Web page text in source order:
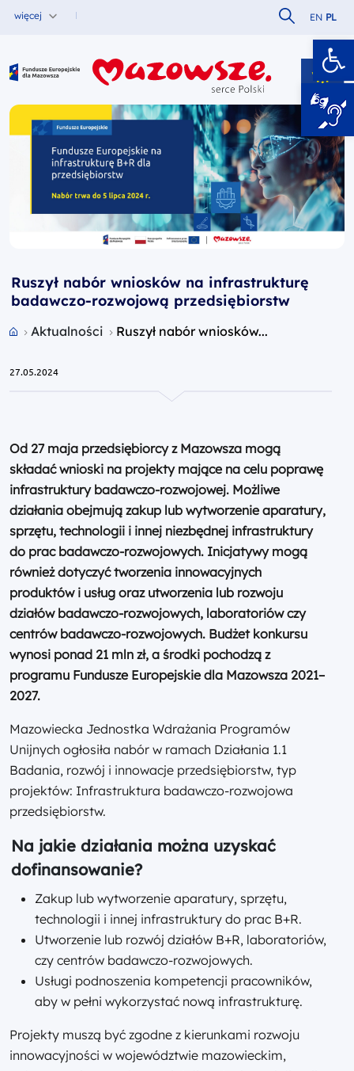
więcej Szukaj w
EN PL
Fundusze Europejskie dla Mazowsza
Ruszył nabór wniosków na infrastrukturę
badawczo-rozwojową przedsiębiorstw
Przejdź do strony głównej portalu
Aktualności Ruszył nabór wniosków...
27.05.2024
Od 27 maja przedsiębiorcy z Mazowsza mogą
składać wnioski na projekty mające na celu poprawę
infrastruktury badawczo-rozwojowej. Możliwe
działania obejmują zakup lub wytworzenie aparatury,
sprzętu, technologii i innej niezbędnej infrastruktury
do prac badawczo-rozwojowych. Inicjatywy mogą
również dotyczyć tworzenia innowacyjnych
produktów i usług oraz utworzenia lub rozwoju
działów badawczo-rozwojowych, laboratoriów czy
centrów badawczo-rozwojowych. Budżet konkursu
wynosi ponad 21 mln zł, a środki pochodzą z
programu Fundusze Europejskie dla Mazowsza 2021–
2027.
Mazowiecka Jednostka Wdrażania Programów
Unijnych ogłosiła nabór w ramach Działania 1.1
Badania, rozwój i innowacje przedsiębiorstw, typ
projektów: Infrastruktura badawczo-rozwojowa
przedsiębiorstw.
Na jakie działania można uzyskać
dofinansowanie?
Zakup lub wytworzenie aparatury, sprzętu,
technologii i innej infrastruktury do prac B+R.
Utworzenie lub rozwój działów B+R, laboratoriów,
czy centrów badawczo-rozwojowych.
Usługi podnoszenia kompetencji pracowników,
aby w pełni wykorzystać nową infrastrukturę.
Projekty muszą być zgodne z kierunkami rozwoju
innowacyjności w województwie mazowieckim,